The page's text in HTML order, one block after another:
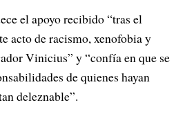
el apoyo recibido “tras el
acto de racismo, xenofobia y
Vinicius” y “confía en que se
de quienes hayan
deleznable”.